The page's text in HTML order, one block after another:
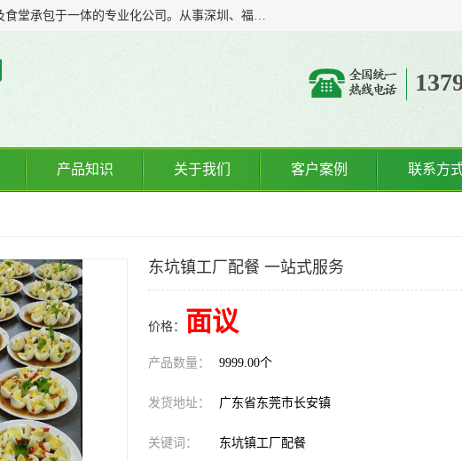
广东食安膳食管理服务有限公司是一家集干货粮油、肉禽蔬菜等食品加工、配送及食堂承包于一体的专业化公司。从事深圳、福永、公明、沙井、松岗等地区的蔬菜配送服务。 专业的服务队伍，以及完善的服务机制，经过多年的努力拼搏，赢得了广大客户的信赖和支持。
产品知识 关于我们 客户案例 联系方
东坑镇工厂配餐 一站式服务
价格： 面议
产品数量： 9999.00个
发货地址： 广东省东莞市长安镇
关键词： 东坑镇工厂配餐